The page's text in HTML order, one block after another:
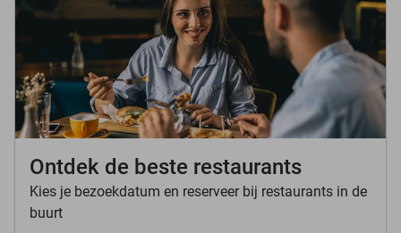
Ontdek de beste restaurants
Kies je bezoekdatum en reserveer bij restaurants in de
buurt